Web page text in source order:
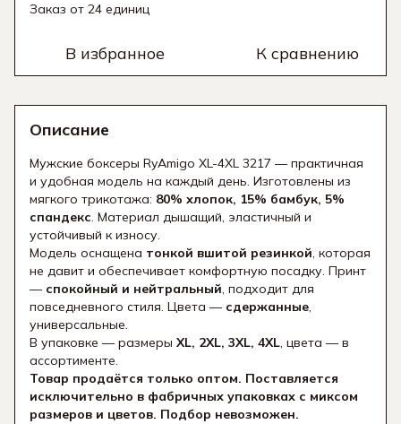
Заказ от 24 единиц
В избранное К сравнению
Описание
Мужские боксеры RyAmigo XL-4XL 3217 — практичная
и удобная модель на каждый день. Изготовлены из
мягкого трикотажа: 80% хлопок, 15% бамбук, 5%
спандекс. Материал дышащий, эластичный и
устойчивый к износу.
Модель оснащена тонкой вшитой резинкой, которая
не давит и обеспечивает комфортную посадку. Принт
— спокойный и нейтральный, подходит для
повседневного стиля. Цвета — сдержанные,
универсальные.
В упаковке — размеры XL, 2XL, 3XL, 4XL, цвета — в
ассортименте.
Товар продаётся только оптом. Поставляется
исключительно в фабричных упаковках с миксом
размеров и цветов. Подбор невозможен.